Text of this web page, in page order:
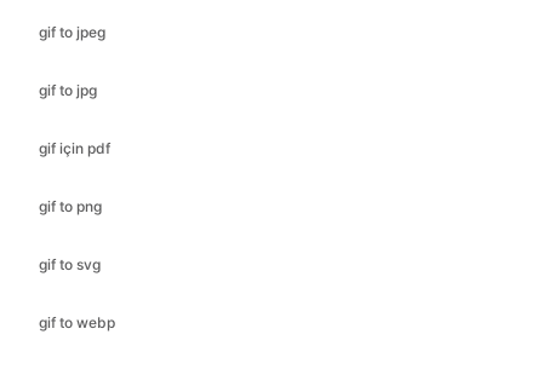
gif to jpeg
gif to jpg
gif için pdf
gif to png
gif to svg
gif to webp